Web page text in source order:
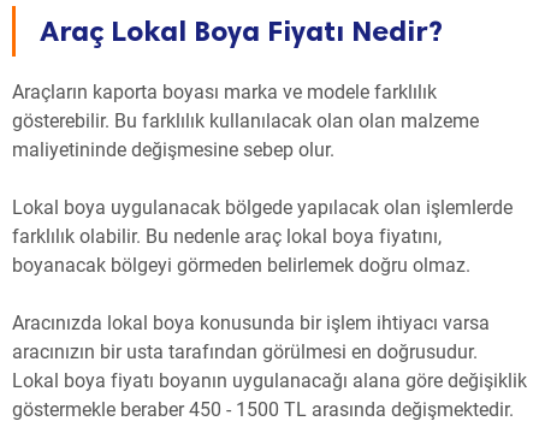
Araç Lokal Boya Fiyatı Nedir?
Araçların kaporta boyası marka ve modele farklılık
gösterebilir. Bu farklılık kullanılacak olan olan malzeme
maliyetininde değişmesine sebep olur.
Lokal boya uygulanacak bölgede yapılacak olan işlemlerde
farklılık olabilir. Bu nedenle araç lokal boya fiyatını,
boyanacak bölgeyi görmeden belirlemek doğru olmaz.
Aracınızda lokal boya konusunda bir işlem ihtiyacı varsa
aracınızın bir usta tarafından görülmesi en doğrusudur.
Lokal boya fiyatı boyanın uygulanacağı alana göre değişiklik
göstermekle beraber 450 - 1500 TL arasında değişmektedir.